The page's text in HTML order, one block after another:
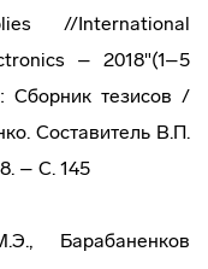
//International
– 2018"(1–5
Сборник тезисов /
Составитель В.П.
– С. 145
Барабаненков